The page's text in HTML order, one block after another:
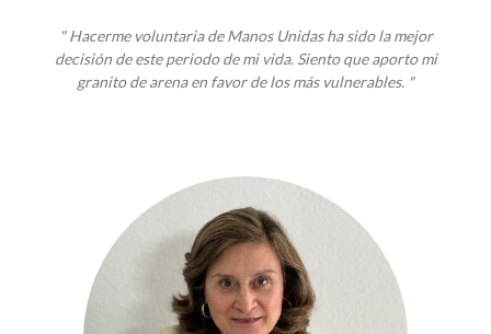
" Hacerme voluntaria de Manos Unidas ha sido la mejor
decisión de este periodo de mi vida. Siento que aporto mi
granito de arena en favor de los más vulnerables. "